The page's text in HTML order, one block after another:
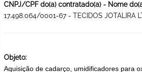
CNPJ/CPF do(a) contratado(a) - Nome
17.498.064/0001-67 - TECIDOS JOTALIRA
Objeto:
Aquisição de cadarço, umidificadores para